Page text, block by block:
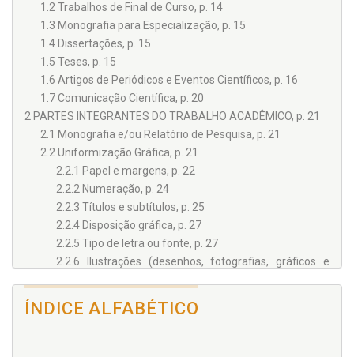
Doutor e Mestre em Engenharia de Produção (Inteligência
Aplicada) pela Universidade Federal de Santa Catarina –
UFSC. Formado em Ciências da Computação pela Fundação
Universidade Regional de Blumenau – FURB. Diretor da DLB
Educação Corporativa. Atuou como Diretor do Instituto
Catarinense de Pós-Graduação e Reitor do Centro
Universitário Leonardo da Vinci.
1.2 Trabalhos de Final de Curso, p. 14
1.3 Monografia para Especialização, p. 15
1.4 Dissertações, p. 15
1.5 Teses, p. 15
1.6 Artigos de Periódicos e Eventos Científicos, p. 16
1.7 Comunicação Científica, p. 20
2 PARTES INTEGRANTES DO TRABALHO ACADÊMICO, p. 21
2.1 Monografia e/ou Relatório de Pesquisa, p. 21
2.2 Uniformização Gráfica, p. 21
2.2.1 Papel e margens, p. 22
2.2.2 Numeração, p. 24
2.2.3 Títulos e subtítulos, p. 25
2.2.4 Disposição gráfica, p. 27
2.2.5 Tipo de letra ou fonte, p. 27
2.2.6 Ilustrações (desenhos, fotografias, gráficos e
2.4 Parte Externa, p. 32
ÍNDICE ALFABÉTICO